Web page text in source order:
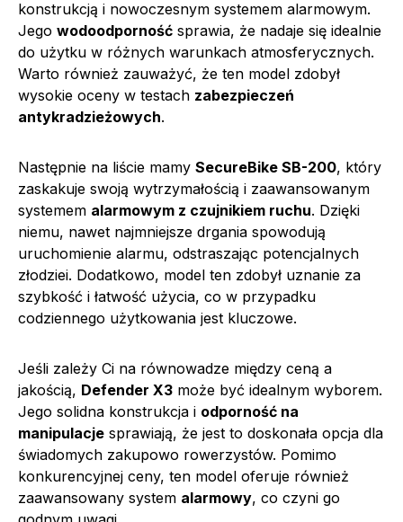
konstrukcją i nowoczesnym systemem alarmowym.
Jego wodoodporność sprawia, że nadaje się idealnie
do użytku w różnych warunkach atmosferycznych.
Warto również zauważyć, że ten model zdobył
wysokie oceny w testach zabezpieczeń
antykradzieżowych.
Następnie na liście mamy SecureBike SB-200, który
zaskakuje swoją wytrzymałością i zaawansowanym
systemem alarmowym z czujnikiem ruchu. Dzięki
niemu, nawet najmniejsze drgania spowodują
uruchomienie alarmu, odstraszając potencjalnych
złodziei. Dodatkowo, model ten zdobył uznanie za
szybkość i łatwość użycia, co w przypadku
codziennego użytkowania jest kluczowe.
Jeśli zależy Ci na równowadze między ceną a
jakością, Defender X3 może być idealnym wyborem.
Jego solidna konstrukcja i odporność na
manipulacje sprawiają, że jest to doskonała opcja dla
świadomych zakupowo rowerzystów. Pomimo
konkurencyjnej ceny, ten model oferuje również
zaawansowany system alarmowy, co czyni go